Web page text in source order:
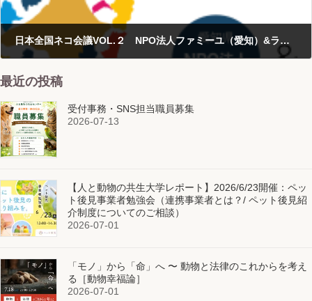
日本全国ネコ会議VOL.２ NPO法人ファミーユ（愛知）&ライフリレー博多ねこ（福岡）
最近の投稿
受付事務・SNS担当職員募集
2026-07-13
【人と動物の共生大学レポート】2026/6/23開催：ペッ
ト後見事業者勉強会（連携事業者とは？/ ペット後見紹
介制度についてのご相談）
2026-07-01
「モノ」から「命」へ 〜 動物と法律のこれからを考え
る［動物幸福論］
2026-07-01